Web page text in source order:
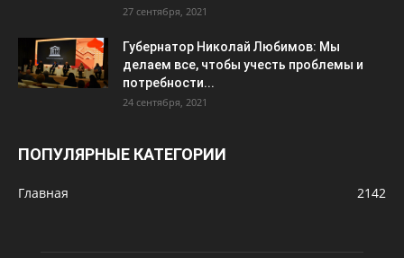
27 сентября, 2021
Губернатор Николай Любимов: Мы
делаем все, чтобы учесть проблемы и
потребности...
24 сентября, 2021
ПОПУЛЯРНЫЕ КАТЕГОРИИ
Главная 2142